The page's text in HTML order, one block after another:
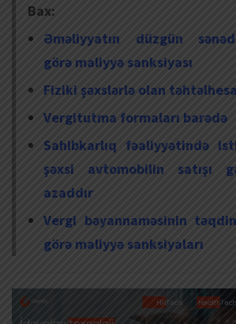
Bax:
Əməliyyatın düzgün
görə maliyyə sanksiyası
Fiziki şəxslərlə olan
Vergitutma formaları barədə
Sahibkarlıq fəaliyyətində
şəxsi avtomobilin satışı
azaddır
Vergi bəyannaməsinin
görə maliyyə sanksiyaları